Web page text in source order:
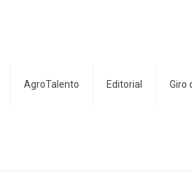
AgroTalento Editorial Giro